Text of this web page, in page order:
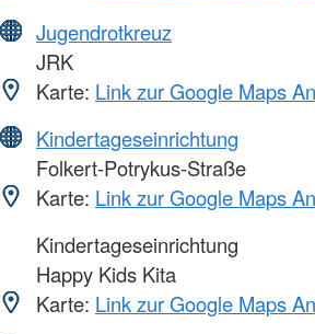
Jugendrotkreuz
JRK
Karte: Link zur Google Maps
Kindertageseinrichtung
Folkert-Potrykus-Straße
Karte: Link zur Google Maps
Kindertageseinrichtung
Happy Kids Kita
Karte: Link zur Google Maps